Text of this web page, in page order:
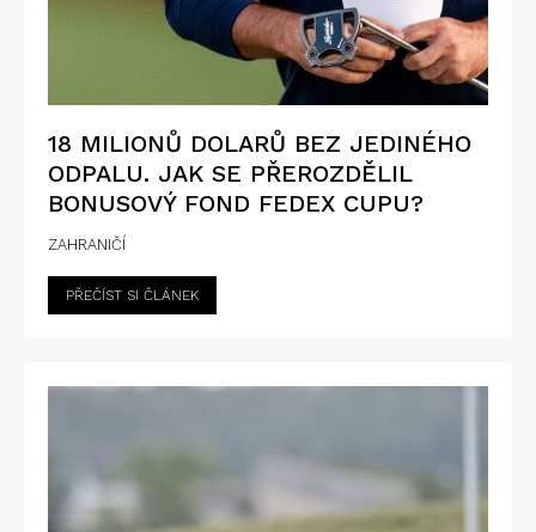
18 MILIONŮ DOLARŮ BEZ JEDINÉHO
ODPALU. JAK SE PŘEROZDĚLIL
BONUSOVÝ FOND FEDEX CUPU?
ZAHRANIČÍ
PŘEČÍST SI ČLÁNEK